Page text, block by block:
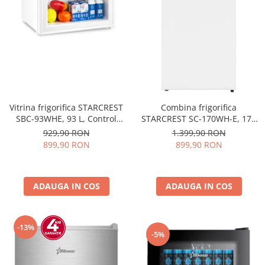
Vitrina frigorifica STARCREST
SBC-93WHE, 93 L, Control
temperatura, Usa sticla, H
83.2 cm, Alb
929,90 RON
899,90 RON
ADAUGA IN COS
Combina frigorifica
STARCREST SC-170WH-E, 170
L, Clasa E, Less Frost,
Termostat reglabil, Iluminare
LED, Picioare ajustabile, Usi
1.399,90 RON
899,90 RON
ADAUGA IN COS
-13%
-5%